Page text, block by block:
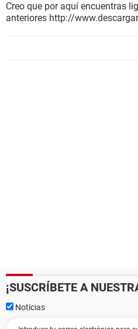
Creo que por aquí encuentras
anteriores http://
¡SUSCRÍBETE A
Noticias